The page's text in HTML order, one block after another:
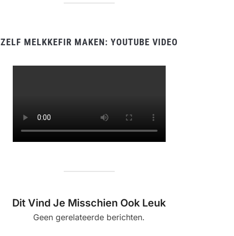
ZELF MELKKEFIR MAKEN: YOUTUBE VIDEO
Dit Vind Je Misschien Ook Leuk
Geen gerelateerde berichten.